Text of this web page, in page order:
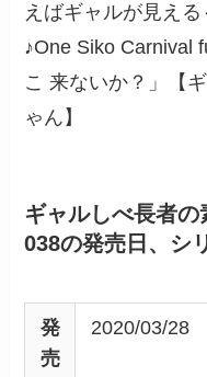
えばギャルが見え
♪One Siko Carnival
こ 来ないか？」【
ゃん】
ギャルしべ長者
038の発売日、シ
発
売
2020/03/28